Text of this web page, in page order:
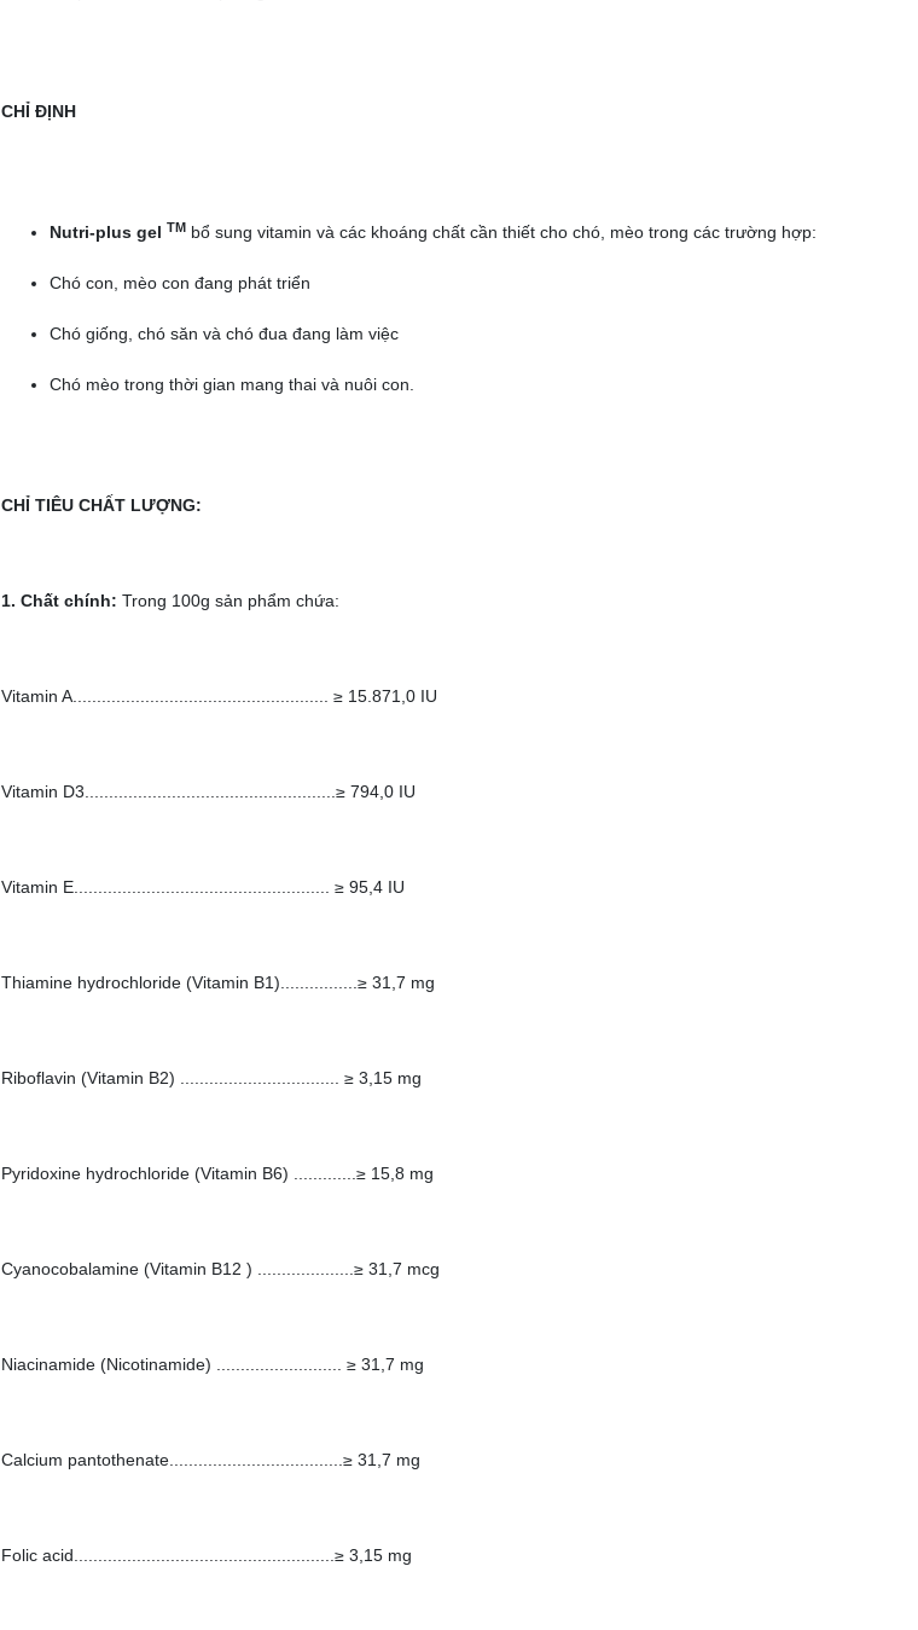
CHỈ ĐỊNH
Nutri-plus gel TM bổ sung vitamin và các khoáng chất cần thiết cho chó, mèo trong các trường hợp:
Chó con, mèo con đang phát triển
Chó giống, chó săn và chó đua đang làm việc
Chó mèo trong thời gian mang thai và nuôi con.
CHỈ TIÊU CHẤT LƯỢNG:
1. Chất chính: Trong 100g sản phẩm chứa:
Vitamin A..................................................... ≥ 15.871,0 IU
Vitamin D3....................................................≥ 794,0 IU
Vitamin E..................................................... ≥ 95,4 IU
Thiamine hydrochloride (Vitamin B1)................≥ 31,7 mg
Riboflavin (Vitamin B2) ................................. ≥ 3,15 mg
Pyridoxine hydrochloride (Vitamin B6) .............≥ 15,8 mg
Cyanocobalamine (Vitamin B12 ) ....................≥ 31,7 mcg
Niacinamide (Nicotinamide) .......................... ≥ 31,7 mg
Calcium pantothenate....................................≥ 31,7 mg
Folic acid......................................................≥ 3,15 mg